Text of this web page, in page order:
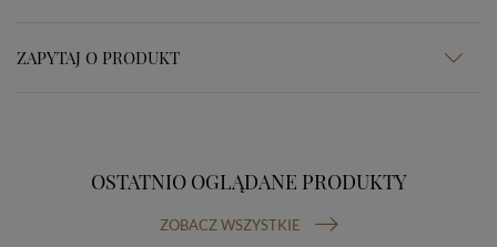
ZAPYTAJ O PRODUKT
OSTATNIO OGLĄDANE PRODUKTY
ZOBACZ WSZYSTKIE